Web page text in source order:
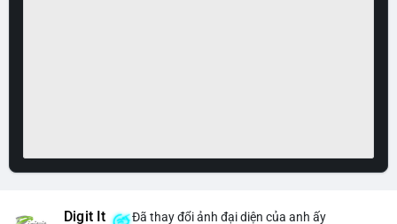
Digit It Đã thay đổi ảnh đại diện của anh ấy